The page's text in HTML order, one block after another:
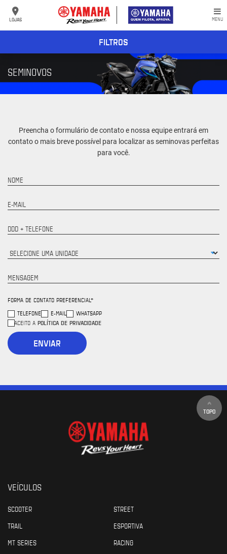
LOJAS MENU
FILTROS
SEMINOVOS
Preencha o formulário de contato e nossa equipe entrará em
contato o mais breve possível para localizar as seminovas perfeitas
para você.
NOME
E-MAIL
DDD + TELEFONE
MENSAGEM
FORMA DE CONTATO PREFERENCIAL*
TELEFONE
E-MAIL
WHATSAPP
ACEITO A POLÍTICA DE PRIVACIDADE
ENVIAR
TOPO
VEÍCULOS
SCOOTER
STREET
TRAIL
ESPORTIVA
MT SERIES
RACING